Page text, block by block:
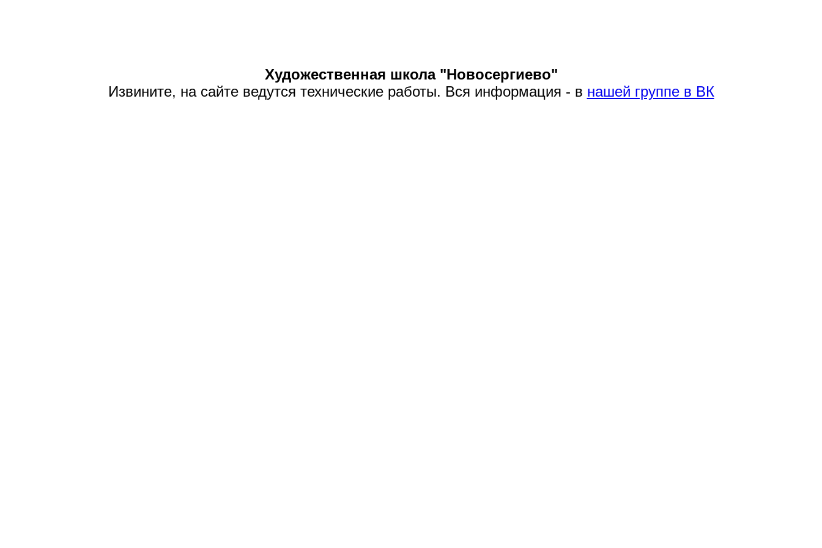
Художественная школа "Новосергиево"
Извините, на сайте ведутся технические работы. Вся информация - в нашей группе в ВК